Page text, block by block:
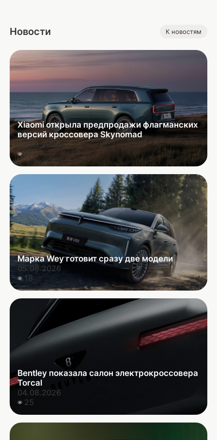
Новости К новостям
Xiaomi открыла предпродажи флагманских
версий кроссовера Skynomad
06.08.2026
9
Марка Wey готовит сразу две модели
05.08.2026
18
Bentley показала салон электрокроссовера
Torcal
04.08.2026
25